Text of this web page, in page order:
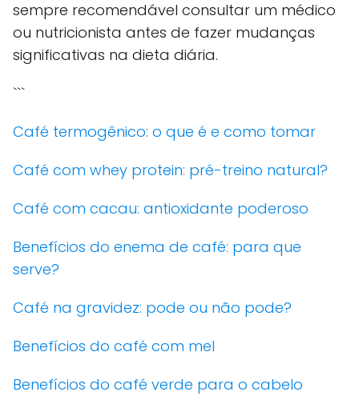
sempre recomendável consultar um médico
ou nutricionista antes de fazer mudanças
significativas na dieta diária.
```
Café termogênico: o que é e como tomar
Café com whey protein: pré-treino natural?
Café com cacau: antioxidante poderoso
Benefícios do enema de café: para que
serve?
Café na gravidez: pode ou não pode?
Benefícios do café com mel
Benefícios do café verde para o cabelo